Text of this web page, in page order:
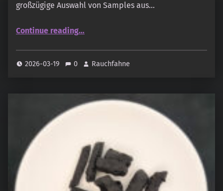
großzügige Auswahl von Samples aus…
Continue reading“Al Haramain – Cambodi Oudh Seufi”
…
2026-03-19 0 Rauchfahne